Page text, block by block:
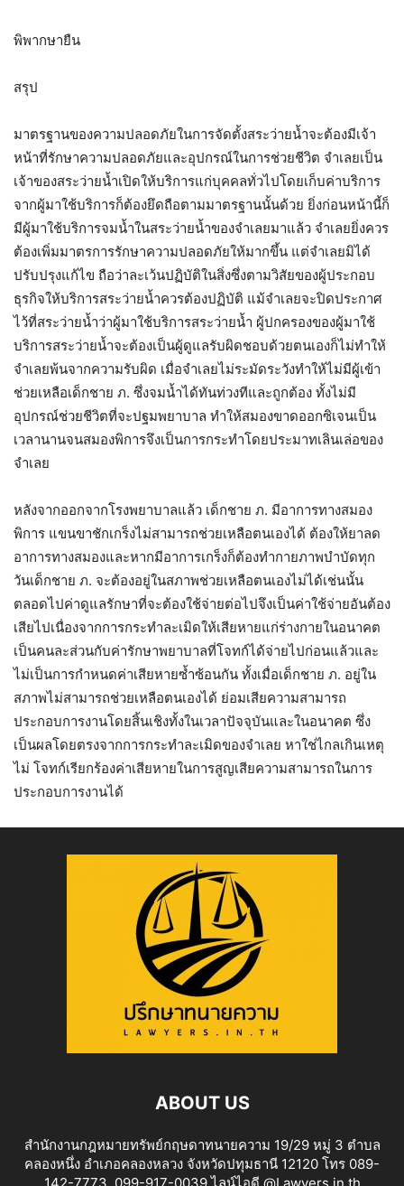
พิพากษายืน
สรุป
มาตรฐานของความปลอดภัยในการจัดตั้งสระว่ายน้ำจะต้องมีเจ้า
หน้าที่รักษาความปลอดภัยและอุปกรณ์ในการช่วยชีวิต จำเลยเป็น
เจ้าของสระว่ายน้ำเปิดให้บริการแก่บุคคลทั่วไปโดยเก็บค่าบริการ
จากผู้มาใช้บริการก็ต้องยึดถือตามมาตรฐานนั้นด้วย ยิ่งก่อนหน้านี้ก็
มีผู้มาใช้บริการจมน้ำในสระว่ายน้ำของจำเลยมาแล้ว จำเลยยิ่งควร
ต้องเพิ่มมาตรการรักษาความปลอดภัยให้มากขึ้น แต่จำเลยมิได้
ปรับปรุงแก้ไข ถือว่าละเว้นปฏิบัติในสิ่งซึ่งตามวิสัยของผู้ประกอบ
ธุรกิจให้บริการสระว่ายน้ำควรต้องปฏิบัติ แม้จำเลยจะปิดประกาศ
ไว้ที่สระว่ายน้ำว่าผู้มาใช้บริการสระว่ายน้ำ ผู้ปกครองของผู้มาใช้
บริการสระว่ายน้ำจะต้องเป็นผู้ดูแลรับผิดชอบด้วยตนเองก็ไม่ทำให้
จำเลยพ้นจากความรับผิด เมื่อจำเลยไม่ระมัดระวังทำให้ไม่มีผู้เข้า
ช่วยเหลือเด็กชาย ภ. ซึ่งจมน้ำได้ทันท่วงทีและถูกต้อง ทั้งไม่มี
อุปกรณ์ช่วยชีวิตที่จะปฐมพยาบาล ทำให้สมองขาดออกซิเจนเป็น
เวลานานจนสมองพิการจึงเป็นการกระทำโดยประมาทเลินเล่อของ
จำเลย
หลังจากออกจากโรงพยาบาลแล้ว เด็กชาย ภ. มีอาการทางสมอง
พิการ แขนขาชักเกร็งไม่สามารถช่วยเหลือตนเองได้ ต้องให้ยาลด
อาการทางสมองและหากมีอาการเกร็งก็ต้องทำกายภาพบำบัดทุก
วันเด็กชาย ภ. จะต้องอยู่ในสภาพช่วยเหลือตนเองไม่ได้เช่นนั้น
ตลอดไปค่าดูแลรักษาที่จะต้องใช้จ่ายต่อไปจึงเป็นค่าใช้จ่ายอันต้อง
เสียไปเนื่องจากการกระทำละเมิดให้เสียหายแก่ร่างกายในอนาคต
เป็นคนละส่วนกับค่ารักษาพยาบาลที่โจทก์ได้จ่ายไปก่อนแล้วและ
ไม่เป็นการกำหนดค่าเสียหายซ้ำซ้อนกัน ทั้งเมื่อเด็กชาย ภ. อยู่ใน
สภาพไม่สามารถช่วยเหลือตนเองได้ ย่อมเสียความสามารถ
ประกอบการงานโดยสิ้นเชิงทั้งในเวลาปัจจุบันและในอนาคต ซึ่ง
เป็นผลโดยตรงจากการกระทำละเมิดของจำเลย หาใช่ไกลเกินเหตุ
ไม่ โจทก์เรียกร้องค่าเสียหายในการสูญเสียความสามารถในการ
ประกอบการงานได้
ABOUT US
สำนักงานกฎหมายทรัพย์กฤษดาทนายความ 19/29 หมู่ 3 ตำบล
คลองหนึ่ง อำเภอคลองหลวง จังหวัดปทุมธานี 12120 โทร 089-